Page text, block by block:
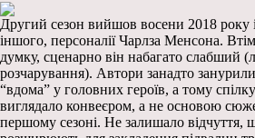
Другий сезон вийшов восени 2018 року
іншого, персоналії Чарлза Менсона.
думку, сценарно він набагато слабший
розчарування). Автори занадто
“вдома” у головних героїв, а тому
виглядало конвеєром, а не основою
першому сезоні. Не залишало